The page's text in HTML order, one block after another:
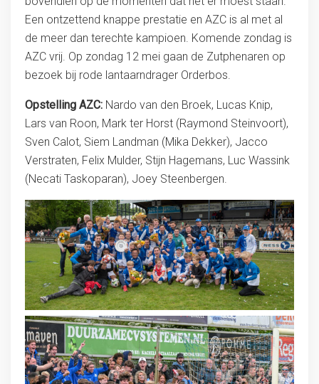
Een ontzettend knappe prestatie en AZC is al met al
de meer dan terechte kampioen. Komende zondag is
AZC vrij. Op zondag 12 mei gaan de Zutphenaren op
bezoek bij rode lantaarndrager Orderbos.
Opstelling AZC:Nardo van den Broek, Lucas Knip,
Lars van Roon, Mark ter Horst (Raymond Steinvoort),
Sven Calot, Siem Landman (Mika Dekker), Jacco
Verstraten, Felix Mulder, Stijn Hagemans, Luc Wassink
(Necati Taskoparan), Joey Steenbergen.